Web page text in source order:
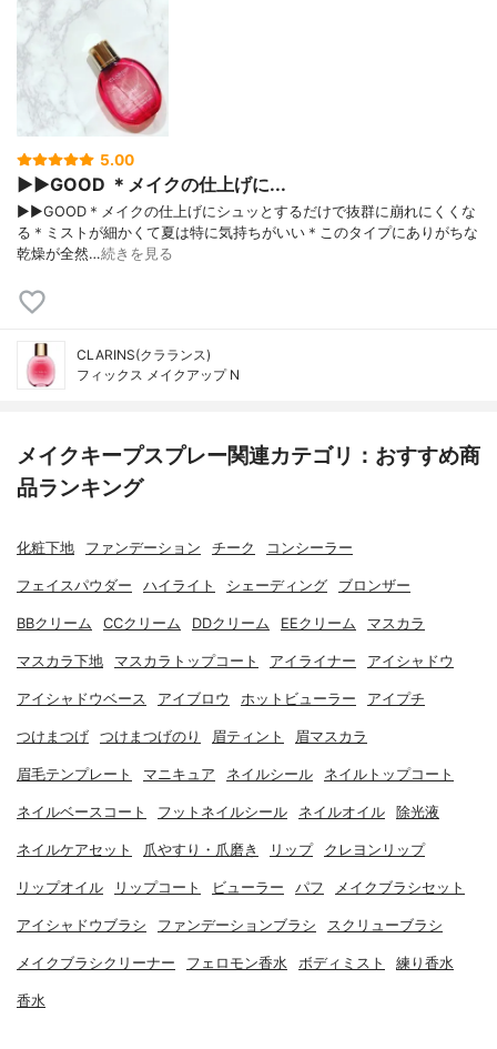
5.00
▶︎▶︎GOOD ＊メイクの仕上げに...
▶︎▶︎GOOD＊メイクの仕上げにシュッとするだけで抜群に崩れにくくな
る＊ミストが細かくて夏は特に気持ちがいい＊このタイプにありがちな
乾燥が全然…続きを見る
CLARINS(クラランス)
フィックス メイクアップ N
メイクキープスプレー関連カテゴリ：おすすめ商
品ランキング
化粧下地 ファンデーション チーク コンシーラー
フェイスパウダー ハイライト シェーディング ブロンザー
BBクリーム CCクリーム DDクリーム EEクリーム マスカラ
マスカラ下地 マスカラトップコート アイライナー アイシャドウ
アイシャドウベース アイブロウ ホットビューラー アイプチ
つけまつげ つけまつげのり 眉ティント 眉マスカラ
眉毛テンプレート マニキュア ネイルシール ネイルトップコート
ネイルベースコート フットネイルシール ネイルオイル 除光液
ネイルケアセット 爪やすり・爪磨き リップ クレヨンリップ
リップオイル リップコート ビューラー パフ メイクブラシセット
アイシャドウブラシ ファンデーションブラシ スクリューブラシ
メイクブラシクリーナー フェロモン香水 ボディミスト 練り香水
香水